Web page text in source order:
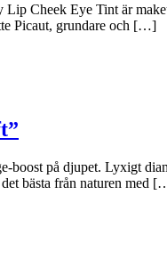
Cheek Eye Tint är
Picaut, grundare och […]
boost på djupet. Lyxigt
bästa från naturen med